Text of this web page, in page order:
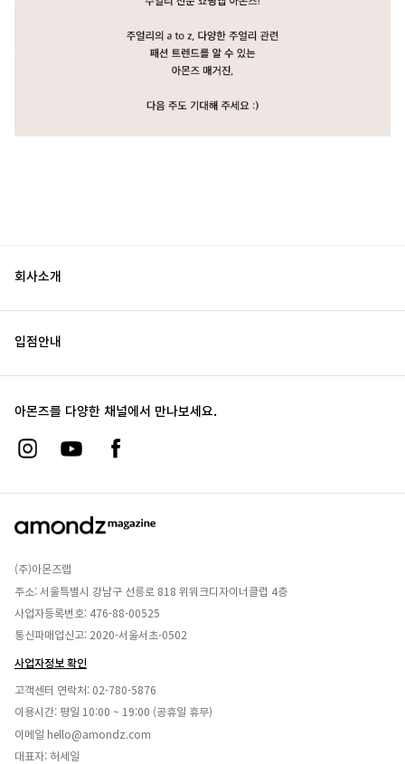
회사소개
입점안내
아몬즈를 다양한 채널에서 만나보세요.
(주)아몬즈랩
주소: 서울특별시 강남구 선릉로 818 위워크디자이너클럽 4층
사업자등록번호: 476-88-00525
통신파매업신고: 2020-서울서초-0502
사업자정보 확인
고객센터 연락처: 02-780-5876
이용시간: 평일 10:00 ~ 19:00 (공휴일 휴무)
이메일 hello@amondz.com
대표자: 허세일